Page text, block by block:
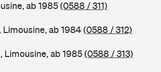
ab 1985(0588 / 311)
Limousine, ab 1984(0588 / 312)
Limousine, ab 1985(0588 / 313)